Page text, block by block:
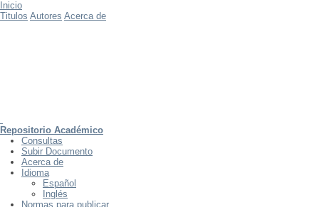
Inicio
Titulos Autores Acerca de
Repositorio Académico
Consultas
Subir Documento
Acerca de
Idioma
Español
Inglés
Normas para publicar